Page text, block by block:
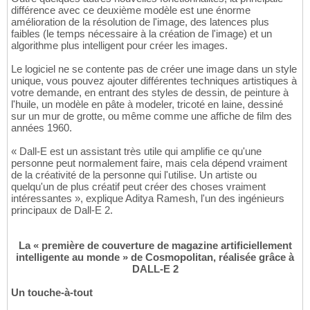
différence avec ce deuxième modèle est une énorme
amélioration de la résolution de l'image, des latences plus
faibles (le temps nécessaire à la création de l'image) et un
algorithme plus intelligent pour créer les images.
Le logiciel ne se contente pas de créer une image dans un style
unique, vous pouvez ajouter différentes techniques artistiques à
votre demande, en entrant des styles de dessin, de peinture à
l'huile, un modèle en pâte à modeler, tricoté en laine, dessiné
sur un mur de grotte, ou même comme une affiche de film des
années 1960.
« Dall-E est un assistant très utile qui amplifie ce qu'une
personne peut normalement faire, mais cela dépend vraiment
de la créativité de la personne qui l'utilise. Un artiste ou
quelqu'un de plus créatif peut créer des choses vraiment
intéressantes », explique Aditya Ramesh, l'un des ingénieurs
principaux de Dall-E 2.
La « première de couverture de magazine artificiellement
intelligente au monde » de Cosmopolitan, réalisée grâce à
DALL-E 2
Un touche-à-tout